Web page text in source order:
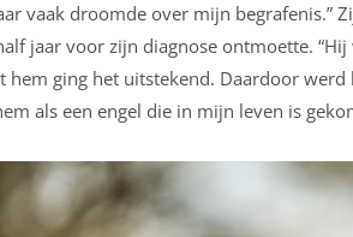
vaak droomde over mijn begrafenis.”
jaar voor zijn diagnose ontmoette.
hem ging het uitstekend. Daardoor
als een engel die in mijn leven is